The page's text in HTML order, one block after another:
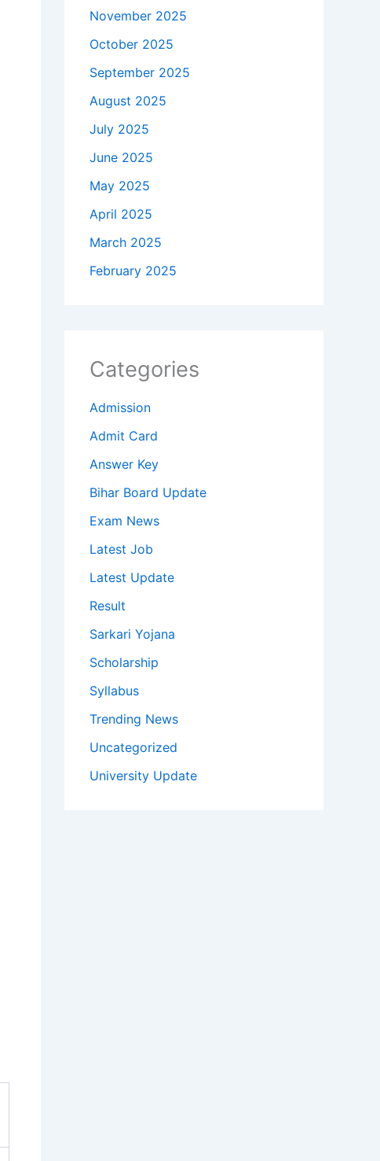
November 2025
October 2025
September 2025
August 2025
July 2025
June 2025
May 2025
April 2025
March 2025
February 2025
Categories
Admission
Admit Card
Answer Key
Bihar Board Update
Exam News
Latest Job
Latest Update
Result
Sarkari Yojana
Scholarship
Syllabus
Trending News
Uncategorized
University Update